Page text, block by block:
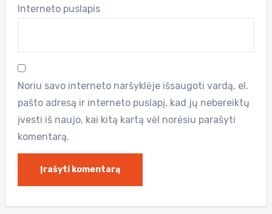
Interneto puslapis
Noriu savo interneto naršyklėje išsaugoti vardą, el.
pašto adresą ir interneto puslapį, kad jų nebereiktų
įvesti iš naujo, kai kitą kartą vėl norėsiu parašyti
komentarą.